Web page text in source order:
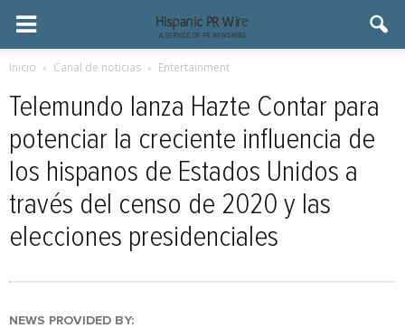
Inicio Canal de noticias Entertainment
Telemundo lanza Hazte Contar para
potenciar la creciente influencia de
los hispanos de Estados Unidos a
través del censo de 2020 y las
elecciones presidenciales
NEWS PROVIDED BY: